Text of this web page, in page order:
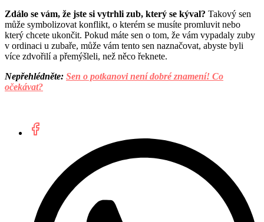
Zdálo se vám, že jste si vytrhli zub, který se kýval? Takový sen
může symbolizovat konflikt, o kterém se musíte promluvit nebo
který chcete ukončit. Pokud máte sen o tom, že vám vypadaly zuby
v ordinaci u zubaře, může vám tento sen naznačovat, abyste byli
více zdvořilí a přemýšleli, než něco řeknete.
Nepřehlédněte: Sen o potkanovi není dobré znamení! Co
očekávat?